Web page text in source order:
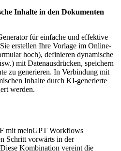
Inhalte in den Dokumenten
für einfache und effektive
erstellen Ihre Vorlage im Online-
hoch), definieren dynamische
mit Datenausdrücken, speichern
zu generieren. In Verbindung mit
Inhalte durch KI-generierte
werden.
mit meinGPT Workflows
Schritt vorwärts in der
Kombination vereint die